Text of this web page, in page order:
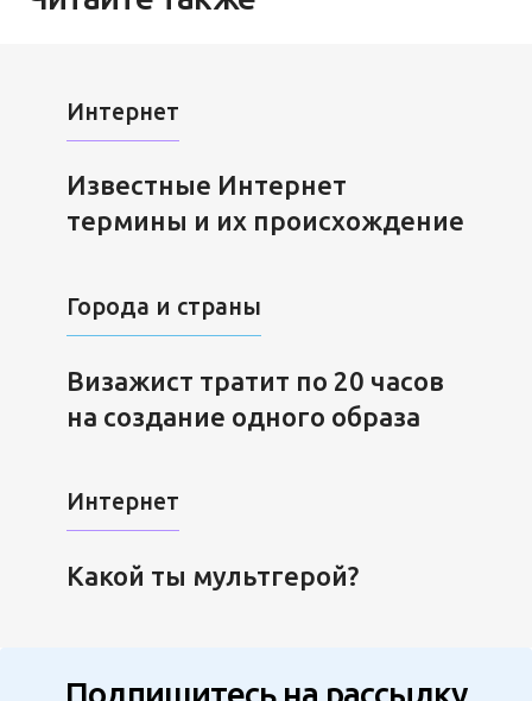
Интернет
Известные Интернет
термины и их происхождение
Города и страны
Визажист тратит по 20 часов
на создание одного образа
Интернет
Какой ты мультгерой?
Подпишитесь на рассылку